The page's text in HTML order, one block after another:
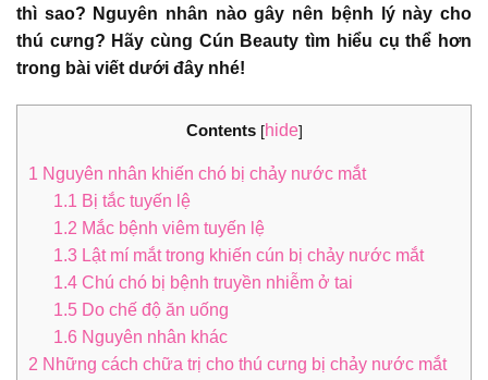
thì sao? Nguyên nhân nào gây nên bệnh lý này cho
thú cưng? Hãy cùng Cún Beauty tìm hiểu cụ thể hơn
trong bài viết dưới đây nhé!
Contents [hide]
1 Nguyên nhân khiến chó bị chảy nước mắt
1.1 Bị tắc tuyến lệ
1.2 Mắc bệnh viêm tuyến lệ
1.3Lật mí mắt trong khiến cún bị chảy nước mắt
1.4Chú chó bị bệnh truyền nhiễm ở tai
1.5Do chế độ ăn uống
1.6Nguyên nhân khác
2 Những cách chữa trị cho thú cưng bị chảy nước mắt